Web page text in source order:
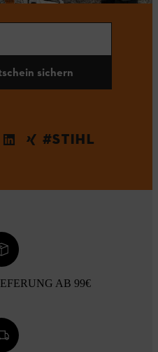
sichern
#STIHL
AB 99€